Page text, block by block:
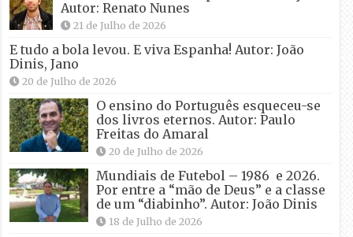
Autor: Renato Nunes
21 de Julho de 2026
E tudo a bola levou. E viva Espanha! Autor: João
Dinis, Jano
20 de Julho de 2026
O ensino do Português esqueceu-se
dos livros eternos. Autor: Paulo
Freitas do Amaral
20 de Julho de 2026
Mundiais de Futebol – 1986 e 2026.
Por entre a “mão de Deus” e a classe
de um “diabinho”. Autor: João Dinis
18 de Julho de 2026